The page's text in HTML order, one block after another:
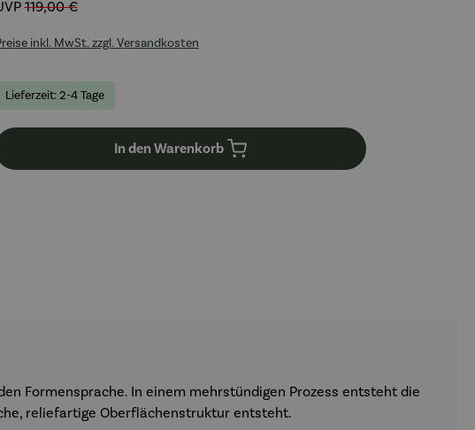
119,00 €
inkl. MwSt. zzgl. Versandkosten
Lieferzeit: 2-4 Tage
In den Warenkorb
Formensprache. In einem mehrstündigen Prozess entsteht die
reliefartige Oberflächenstruktur entsteht.